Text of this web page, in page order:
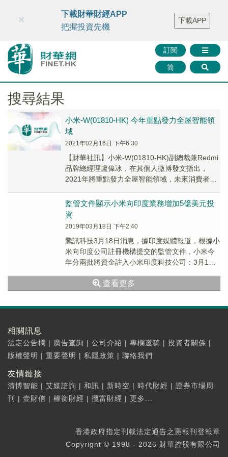
財華智庫網 FINTV FINMETA 財華證券 媒體矩陣
智庫沙龍
聯絡我們
訂閱
简
×
下載財華財經APP
把握投資先機
下載APP
搜尋結果
小米-W(01810-HK) 今年重點發力全屋智能領
域
2021年02月16日 下午6:30
【財華社訊】小米-W(01810-HK)副總裁兼Redmi
品牌總經理盧偉冰，在其個人微博發文指出，
2021年將重點發力全屋智能領域，未來消費者可
監管文件顯示小米向印度業務增加5億美元投
資
2019年03月18日 下午2:40
騰訊科技3月18日消息，據印度媒體報道，根據小
米向印度公司註冊機構提交的監管文件，小米今
年分兩批將資金註入小米印度科技公司：3月1日
查看更多
相關訊息
法定公告欄 | 廣告查詢 | 公司介紹 | 專欄邀稿 | 投資者關係 |
版權聲明 | 重要聲明 | 私隱政策 | 聯絡我們
友情鏈接
清博智能 | 艾媒諮詢 | 和訊 | 新時空 | 時代財經 | 證券市場周
刊
| 壹財信 | 權衡財經 | 攬富財經 | 更多...
香港政府指定刊載法定通告之憲報刊登報章
Copyright © 1998 - 2026 財華控股有限公司